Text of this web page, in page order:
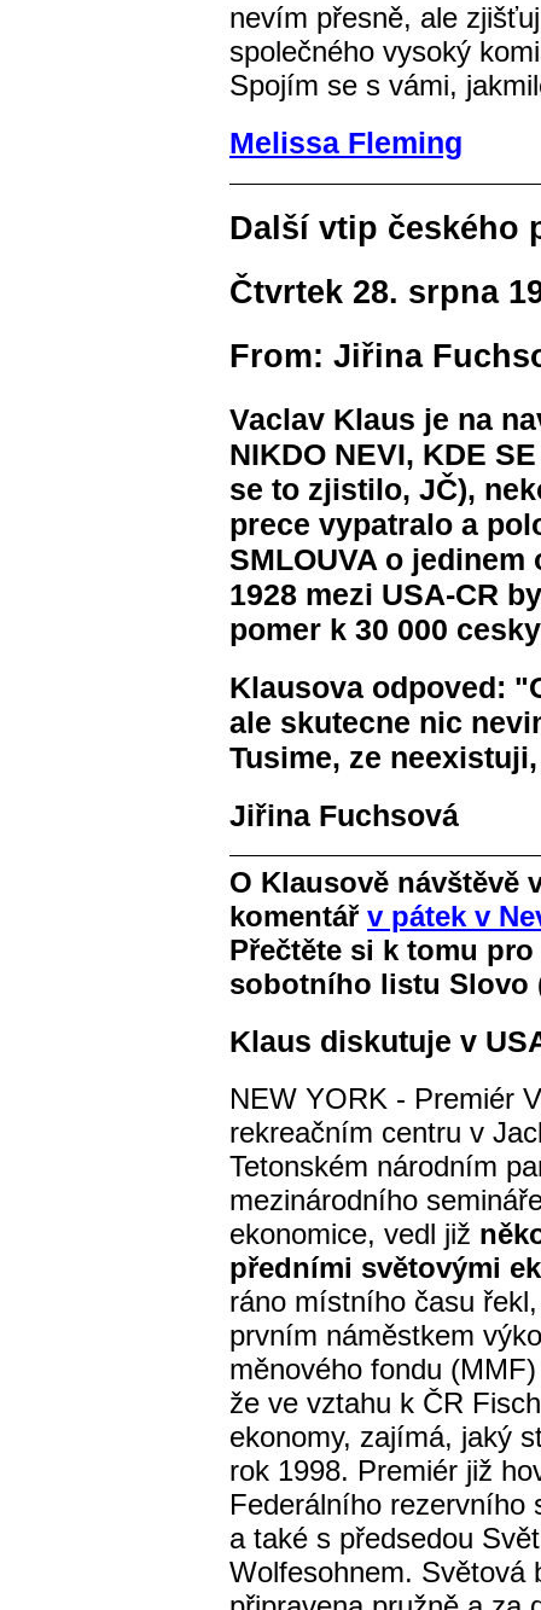
nevím přesně, ale
společného vysoký
Spojím se s vámi,
Melissa Fleming
Další vtip českého
Čtvrtek 28. srpna
From: Jiřina
Vaclav Klaus je na
NIKDO NEVI, KDE
se to zjistilo, JČ),
prece vypatralo a
SMLOUVA o
1928 mezi USA-CR
pomer k 30 000
Klausova odpoved:
ale skutecne nic
Tusime, ze
Jiřina Fuchsová
O Klausově návštěvě
komentář v pátek v
Přečtěte si k tomu
sobotního listu Slovo
Klaus diskutuje v
NEW YORK - Premiér
rekreačním centru v
Tetonském národním
mezinárodního
ekonomice, vedl již
předními světovými
ráno místního času
prvním náměstkem
měnového fondu
že ve vztahu k ČR
ekonomy, zajímá, jaký
rok 1998. Premiér již
Federálního rezervního
a také s předsedou
Wolfesohnem. Světová